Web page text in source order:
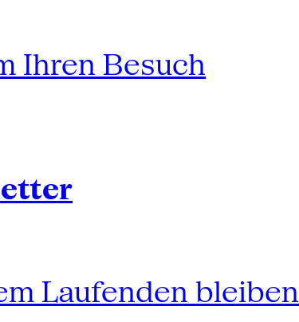
Ihren Besuch
Laufenden bleiben